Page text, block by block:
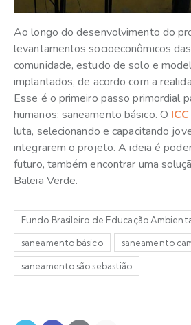
Ao longo do desenvolvimento do
levantamentos socioeconômicos
comunidade, estudo de solo e
implantados, de acordo com a
Esse é o primeiro passo primordial
humanos: saneamento básico. O ICC
luta, selecionando e capacitando
integrarem o projeto. A ideia é
futuro, também encontrar uma
Baleia Verde.
Fundo Brasileiro de Educação
saneamento básico saneamento
saneamento são sebastião